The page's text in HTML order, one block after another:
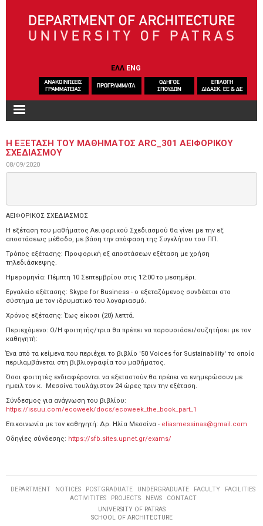
ΕΛΛ ENG
Η ΕΞΕΤΑΣΗ ΤΟΥ ΜΑΘΗΜΑΤΟΣ ARC_301 ΑΕΙΦΟΡΙΚΟΥ
ΣΧΕΔΙΑΣΜΟΥ
08/09/2020
ΑΕΙΦΟΡΙΚΟΣ ΣΧΕΔΙΑΣΜΟΣ
Η εξέταση του μαθήματος Αειφορικού Σχεδιασμού θα γίνει με την εξ
αποστάσεως μέθοδο, με βάση την απόφαση της Συγκλήτου του ΠΠ.
Τρόπος εξέτασης: Προφορική εξ αποστάσεων εξέταση με χρήση
τηλεδιάσκεψης.
Ημερομηνία: Πέμπτη 10 Σεπτεμβρίου στις 12:00 το μεσημέρι.
Εργαλείο εξέτασης: Skype for Business - ο εξεταζόμενος συνδέεται στο
σύστημα με τον ιδρυματικό του λογαριασμό.
Χρόνος εξέτασης: Έως είκοσι (20) λεπτά.
Περιεχόμενο: Ο/Η φοιτητής/τρια θα πρέπει να παρουσιάσει/συζητήσει με τον
καθηγητή:
Ένα από τα κείμενα που περιέχει το βιβλίο '50 Voices for Sustainability' το οποίο
περιλαμβάνεται στη βιβλιογραφία του μαθήματος.
Όσοι φοιτητές ενδιαφέρονται να εξεταστούν θα πρέπει να ενημερώσουν με
ημειλ τον κ. Μεσσίνα τουλάχιστον 24 ώρες πριν την εξέταση.
Σύνδεσμος για ανάγνωση του βιβλίου:
https://issuu.com/ecoweek/docs/ecoweek_the_book_part_1
Επικοινωνία με τον καθηγητή: Δρ. Ηλία Μεσσίνα - eliasmessinas@gmail.com
Οδηγίες σύνδεσης: https://sfb.sites.upnet.gr/exams/
DEPARTMENT NOTICES POSTGRADUATE UNDERGRADUATE FACULTY
FACILITIES
ACTIVITITES
PROJECTS NEWS
CONTACT
UNIVERSITY OF PATRAS
SCHOOL OF ARCHITECTURE